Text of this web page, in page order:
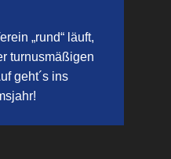
„rund“ läuft,
turnusmäßigen
geht´s ins